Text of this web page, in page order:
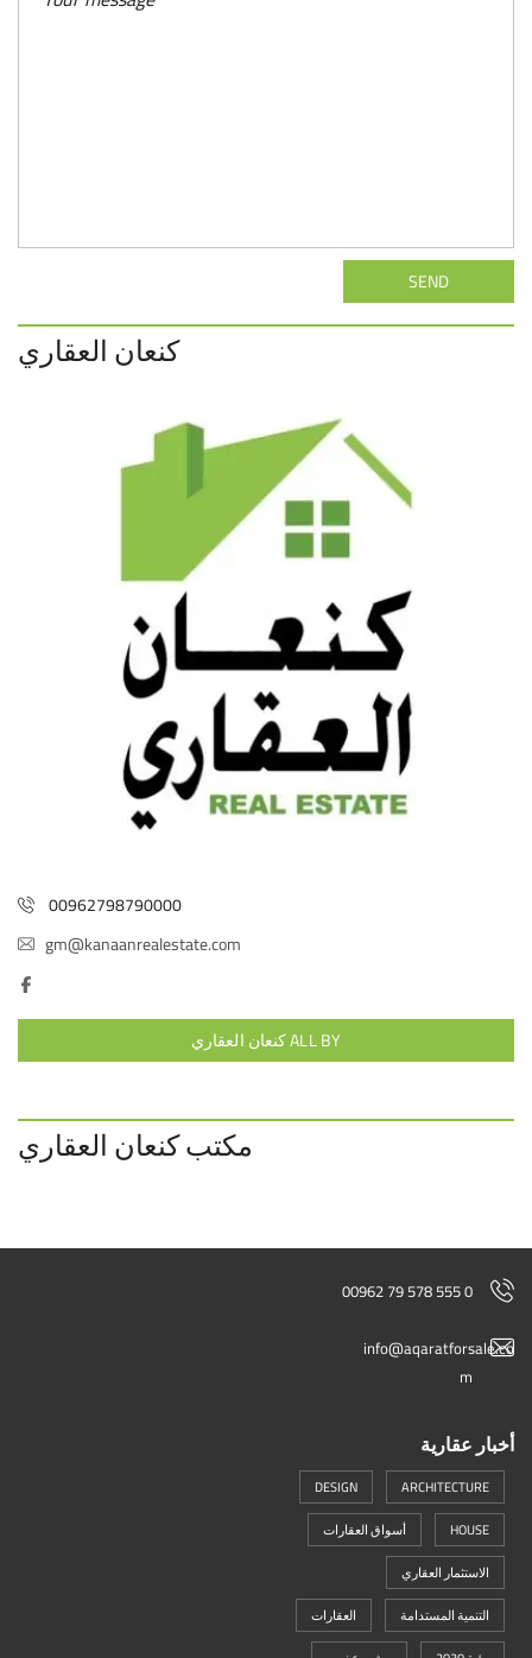
SEND
كنعان العقاري
00962798790000
gm@kanaanrealestate.com
ALL BY كنعان العقاري
مكتب كنعان العقاري
00962 79 578 555 0
info@aqaratforsale.co
m
أخبار عقارية
ARCHITECTURE
DESIGN
HOUSE
أسواق العقارات
الاستثمار العقاري
التنمية المستدامة
العقارات